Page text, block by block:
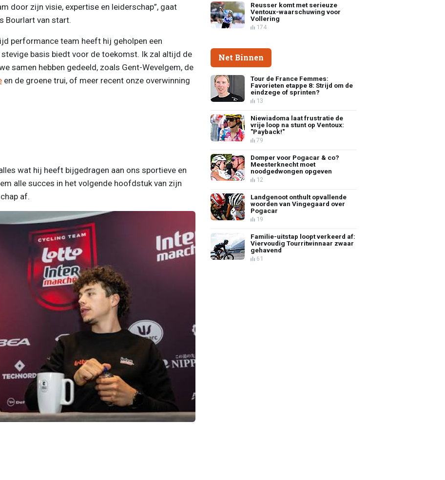
door zijn visie, expertise en leiderschap”, gaat
Bourlart van start.
performance team heeft hij geholpen een
basis biedt voor de toekomst. Ik zal altijd de
samen hebben gedeeld, zoals Gent-Wevelgem, de
en de groene trui, of meer recent onze overwinning
wat hij heeft bijgedragen aan ons sportieve en
alle succes in het volgende hoofdstuk van zijn
af.
Reusser komt met serieuze
Ventoux-waarschuwing voor
Vollering
174
Net Binnen
Tour de France Femmes:
Favorieten etappe 8: Strijd om de
eindzege of sprinten?
13
Niewiadoma laat frustratie de
vrije loop na stunt op Ventoux:
"Payback!"
79
Domper voor Pogacar & co?
Meesterknecht moet
noodgedwongen opgeven
12
Landgenoot onthult opvallende
woorden van Vingegaard over
Pogacar
19
Familie-uitstap loopt verkeerd af:
Viervoudig Tourritwinnaar zwaar
gehavend
61